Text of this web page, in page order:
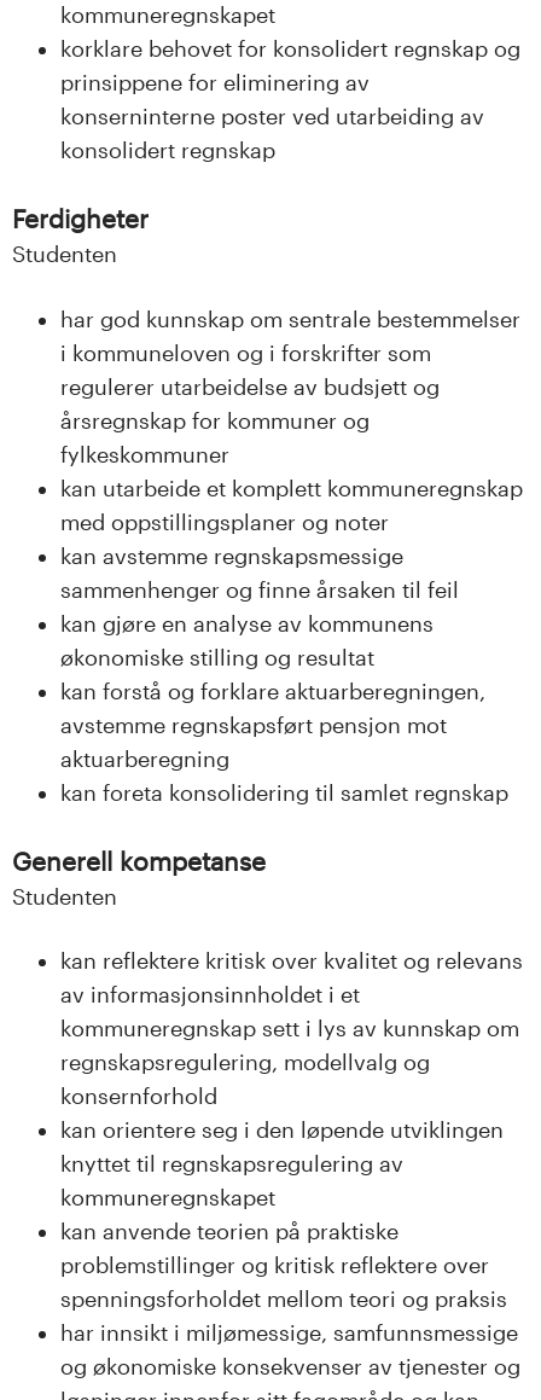
kommuneregnskapet
korklare behovet for konsolidert regnskap og
prinsippene for eliminering av
konserninterne poster ved utarbeiding av
konsolidert regnskap
Ferdigheter
Studenten
har god kunnskap om sentrale bestemmelser
i kommuneloven og i forskrifter som
regulerer utarbeidelse av budsjett og
årsregnskap for kommuner og
fylkeskommuner
kan utarbeide et komplett kommuneregnskap
med oppstillingsplaner og noter
kan avstemme regnskapsmessige
sammenhenger og finne årsaken til feil
kan gjøre en analyse av kommunens
økonomiske stilling og resultat
kan forstå og forklare aktuarberegningen,
avstemme regnskapsført pensjon mot
aktuarberegning
kan foreta konsolidering til samlet regnskap
Generell kompetanse
Studenten
kan reflektere kritisk over kvalitet og relevans
av informasjonsinnholdet i et
kommuneregnskap sett i lys av kunnskap om
regnskapsregulering, modellvalg og
konsernforhold
kan orientere seg i den løpende utviklingen
knyttet til regnskapsregulering av
kommuneregnskapet
kan anvende teorien på praktiske
problemstillinger og kritisk reflektere over
spenningsforholdet mellom teori og praksis
har innsikt i miljømessige, samfunnsmessige
og økonomiske konsekvenser av tjenester og